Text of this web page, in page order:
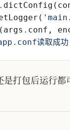
. dictConfig (
( '
( args . conf ,
读取成功
是打包后运行